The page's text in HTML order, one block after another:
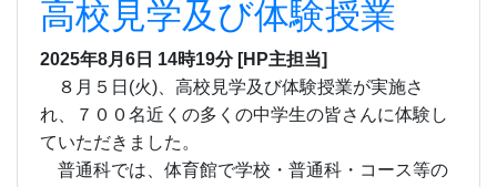
高校見学及び体験授業
2025年8月6日 14時19分 [HP主担当]
８月５ 日(火)、高校見学及び体験授業が実施さ
れ、７ ００名近くの多くの中学生の皆さんに体験し
ていただきました。
普通科では、体育館で学校・普通科・コース等の